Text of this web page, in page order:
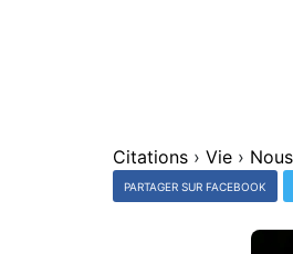
Citations › Vie ›
PARTAGER SUR FACEBOOK